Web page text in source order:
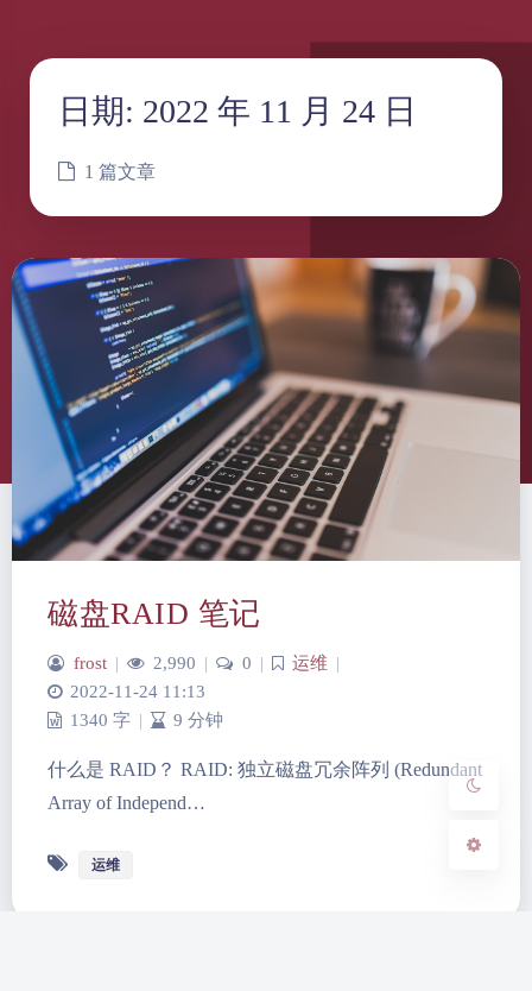
夜间模式
日期: 2022 年 11 月 24 日
1 篇文章
磁盘RAID 笔记
frost | 2,990 | 0 | 运维 |
2022-11-24 11:13
1340 字 | 9 分钟
什么是 RAID？ RAID: 独立磁盘冗余阵列 (Redundant
Array of Independ…
运维